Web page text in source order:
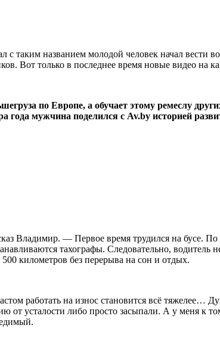
названием молодой человек начал вести
Вот только в последнее время новые видео на
по Европе, а обучает этому ремеслу
мужчина поделился с Av.by историей
Владимир. — Первое время трудился на бусе. По
тахографы. Следовательно, водитель
километров без перерыва на сон и отдых.
работать на износ становится всё тяжелее…
от усталости либо просто засыпали. А у меня к